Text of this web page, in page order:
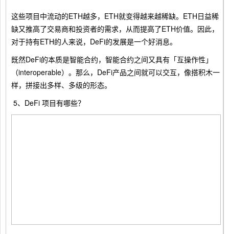
这些项目中流动的ETH越多，ETH就变得越来越稀缺。ETH日益稀
缺又推高了交易商和投资者的需求，从而提高了ETH价值。因此，
对于持有ETH的人来说，DeFi的发展是一个好消息。
既然DeFi的本质是智能合约，智能合约之间又具有「互操作性」
（interoperable）。那么，DeFi产品之间就可以交互，像搭积木一
样，拼接出多样、多级的形态。
5、DeFi 项目有哪些？